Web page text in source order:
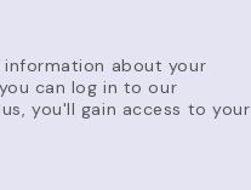
about your
can log in to our
you'll gain access to your